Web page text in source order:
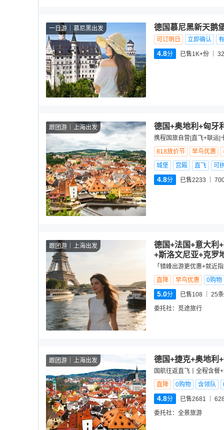
一日游 慕尼黑出发 德国慕尼黑新天鹅
可订明日 立即确认
4.8分 已售1K+份
跟团游 上海出发 德国+奥地利+匈牙
携程国旅自营|直飞+联运|
818放价节
早鸟优惠
城堡
宫殿 直飞 可
4.8分 已售2233
跟团游 上海出发
德国+法国+意大利
+斯洛文尼亚+克罗
「错峰出游更优惠+就近
直降
早鸟优惠 0购物
5.0分 已售108 25
委托社： 觅途旅行
跟团游 上海出发 德国+捷克+奥地利
国航往返直飞丨全程含餐
直降
0购物 含领队
4.8分 已售2681
委托社： 全景旅游